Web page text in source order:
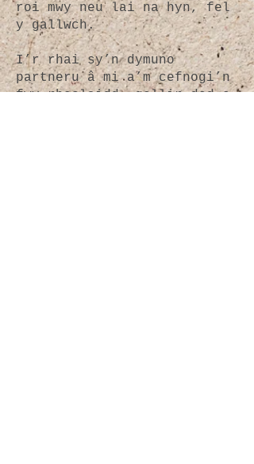
roi mwy neu lai na hyn, fel
y gallwch.
I’r rhai sy’n dymuno
partneru â mi a’m cefnogi’n
fwy rheolaidd, gellir dod o